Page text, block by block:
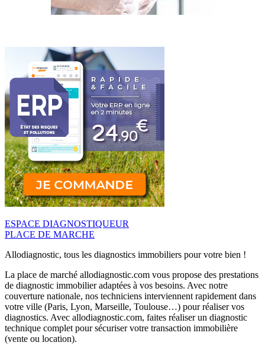
ESPACE DIAGNOSTIQUEUR
PLACE DE MARCHE
Allodiagnostic, tous les diagnostics immobiliers pour votre bien !
La place de marché allodiagnostic.com vous propose des prestations
de diagnostic immobilier adaptées à vos besoins. Avec notre
couverture nationale, nos techniciens interviennent rapidement dans
votre ville (Paris, Lyon, Marseille, Toulouse…) pour réaliser vos
diagnostics. Avec allodiagnostic.com, faites réaliser un diagnostic
technique complet pour sécuriser votre transaction immobilière
(vente ou location).